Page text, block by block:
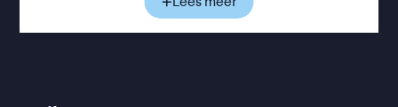
uitdaagt. Hun ontmoetingen groeien al snel uit tot
meer dan een zakelijke afspraak: twee mensen die